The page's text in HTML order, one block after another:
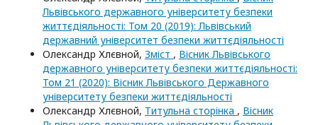
Львівського державного університету безпеки
життєдіяльності: Том 20 (2019): Львівський
державний університет безпеки життєдіяльності
Олександр Хлєвной, Зміст , Вісник Львівського
державного університету безпеки життєдіяльності:
Том 21 (2020): Вісник Львівського Державного
університету безпеки життєдіяльності
Олександр Хлєвной, Титульна сторінка , Вісник